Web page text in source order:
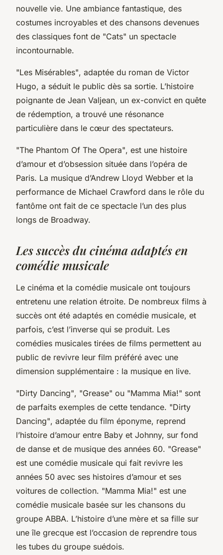
nouvelle vie. Une ambiance fantastique, des
costumes incroyables et des chansons devenues
des classiques font de "Cats" un spectacle
incontournable.
"Les Misérables", adaptée du roman de Victor
Hugo, a séduit le public dès sa sortie. L’histoire
poignante de Jean Valjean, un ex-convict en quête
de rédemption, a trouvé une résonance
particulière dans le cœur des spectateurs.
"The Phantom Of The Opera", est une histoire
d’amour et d’obsession située dans l’opéra de
Paris. La musique d’Andrew Lloyd Webber et la
performance de Michael Crawford dans le rôle du
fantôme ont fait de ce spectacle l’un des plus
longs de Broadway.
Les succès du cinéma adaptés en
comédie musicale
Le cinéma et la comédie musicale ont toujours
entretenu une relation étroite. De nombreux films à
succès ont été adaptés en comédie musicale, et
parfois, c’est l’inverse qui se produit. Les
comédies musicales tirées de films permettent au
public de revivre leur film préféré avec une
dimension supplémentaire : la musique en live.
"Dirty Dancing", "Grease" ou "Mamma Mia!" sont
de parfaits exemples de cette tendance. "Dirty
Dancing", adaptée du film éponyme, reprend
l’histoire d’amour entre Baby et Johnny, sur fond
de danse et de musique des années 60. "Grease"
est une comédie musicale qui fait revivre les
années 50 avec ses histoires d’amour et ses
voitures de collection. "Mamma Mia!" est une
comédie musicale basée sur les chansons du
groupe ABBA. L’histoire d’une mère et sa fille sur
une île grecque est l’occasion de reprendre tous
les tubes du groupe suédois.